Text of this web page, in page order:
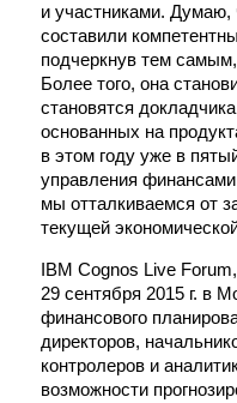
и участниками. Думаю,
составили
подчеркнув тем
Более того, она
становятся
основанных на
в этом году уже в
управления
мы отталкиваемся от
текущей
IBM Cognos Live
29 сентября 2015 г. в
финансового
директоров,
контролеров и
возможности